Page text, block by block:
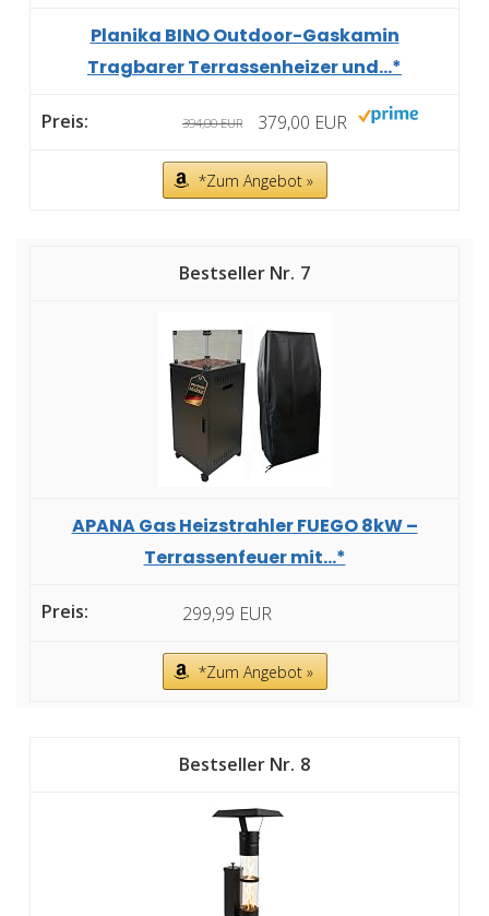
Planika BINO Outdoor-Gaskamin
Tragbarer Terrassenheizer und...*
394,00 EUR 379,00 EUR
*Zum Angebot »
7
APANA Gas Heizstrahler FUEGO 8kW –
Terrassenfeuer mit...*
299,99 EUR
*Zum Angebot »
8